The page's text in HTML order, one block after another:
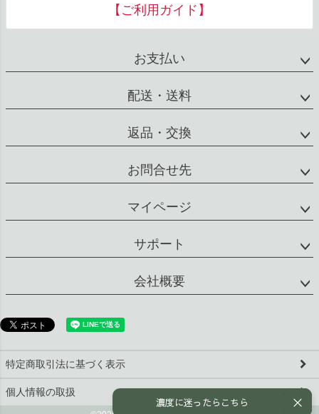
へ
【ご利用ガイド】
お支払い
配送・送料
返品・交換
お問合せ先
マイページ
サポート
会社概要
特定商取引法に基づく表示
個人情報の取扱
濃度に迷ったらこちら